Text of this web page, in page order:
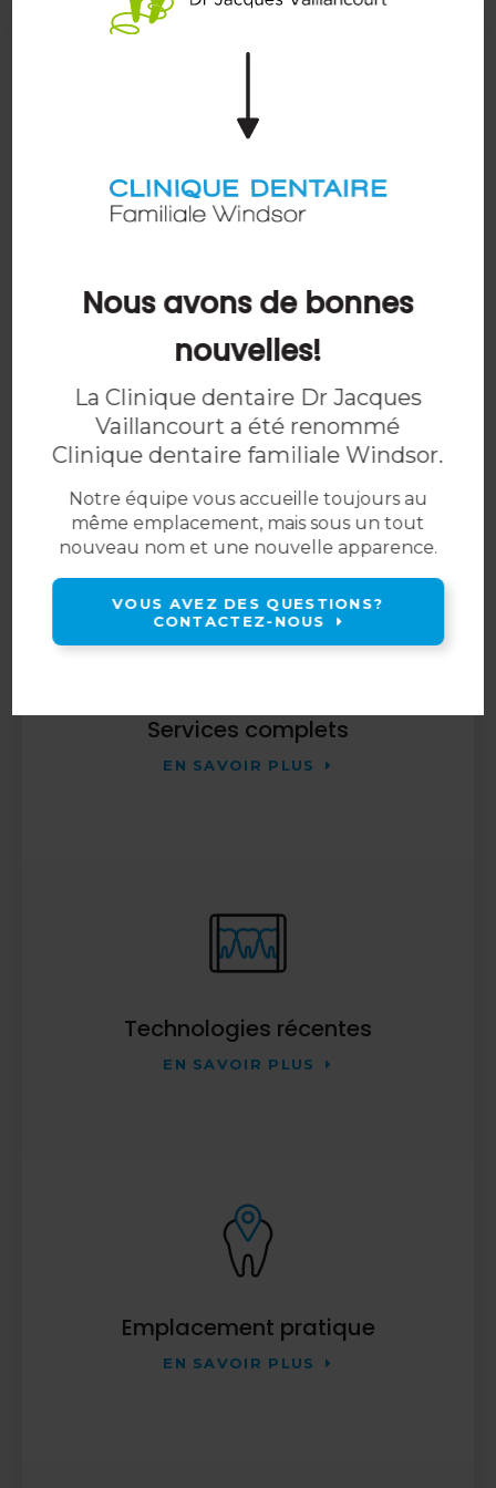
Conseils préventifs
Dentistes à l'écoute
EN SAVOIR PLUS
Services complets
EN SAVOIR PLUS
Technologies récentes
EN SAVOIR PLUS
Emplacement pratique
EN SAVOIR PLUS
Nous avons de bonnes
nouvelles!
La Clinique dentaire Dr Jacques
Vaillancourt a été renommé
Clinique dentaire familiale Windsor.
Notre équipe vous accueille toujours au
même emplacement, mais sous un tout
nouveau nom et une nouvelle apparence.
VOUS AVEZ DES QUESTIONS?
CONTACTEZ-NOUS